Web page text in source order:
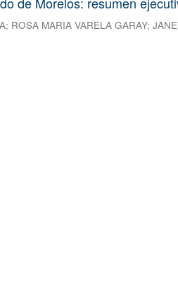
; ROSA MARIA VARELA GARAY;